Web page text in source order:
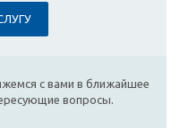
с вами в ближайшее
вопросы.